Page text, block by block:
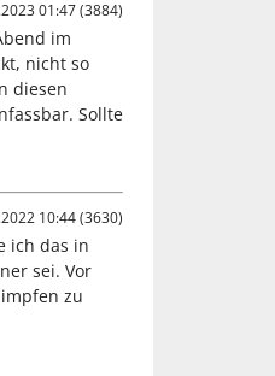
01:47 (3884)
im
nicht so
diesen
Sollte
10:44 (3630)
ich das in
sei. Vor
zu